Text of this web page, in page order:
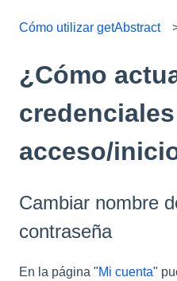
Cómo utilizar getAbstract
¿Cómo
acceso/
Cambiar nombre
contraseña
En la página "Mi cuenta"